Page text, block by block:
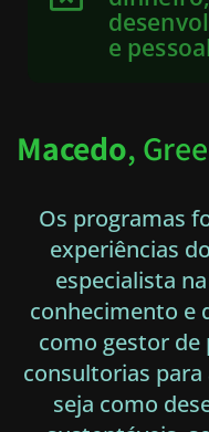
e
Macedo,
Os programas
experiências
especialista
conhecimento e
como gestor de
consultorias
seja como